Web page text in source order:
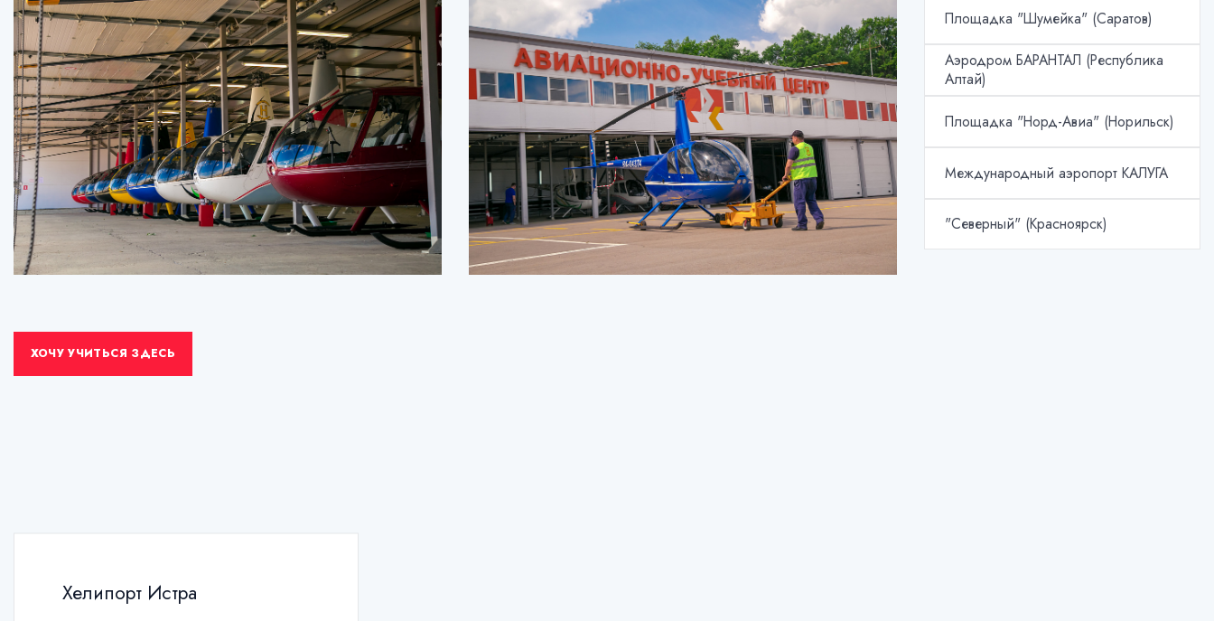
Площадка "Шумейка" (Саратов)
Аэродром БАРАНТАЛ (Республика
Алтай)
Площадка "Норд-Авиа" (Норильск)
Международный аэропорт КАЛУГА
"Северный" (Красноярск)
ХОЧУ УЧИТЬСЯ ЗДЕСЬ
Хелипорт Истра